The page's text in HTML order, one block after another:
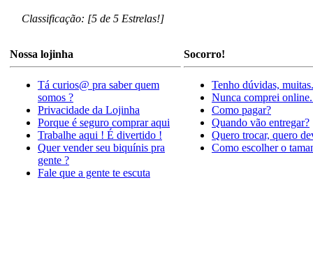
Classificação: [5 de 5 Estrelas!]
Nossa lojinha
Tá curios@ pra saber quem
somos ?
Privacidade da Lojinha
Porque é seguro comprar aqui
Trabalhe aqui ! É divertido !
Quer vender seu biquínis pra
gente ?
Fale que a gente te escuta
Socorro!
Tenho dúvidas, muitas.
Nunca comprei online.
Como pagar?
Quando vão entregar?
Quero trocar, quero
Como escolher o